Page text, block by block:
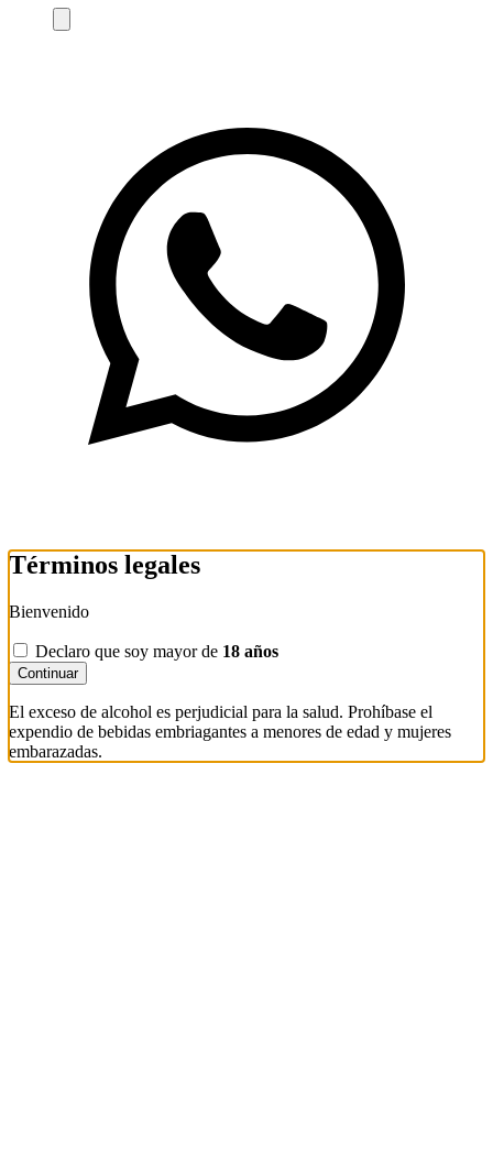
Términos legales
Bienvenido
Declaro que soy mayor de 18 años
Continuar
El exceso de alcohol es perjudicial para la salud. Prohíbase el
expendio de bebidas embriagantes a menores de edad y mujeres
embarazadas.